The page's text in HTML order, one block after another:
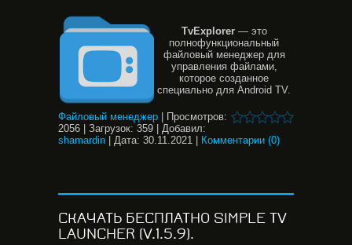
TvExplorer— это
полнофункциональный
файловый менеджер для
управления файлами,
которое созданное
специально для Android TV.
Файловый менеджер
Просмотров:
2056
Загрузок: 359
Добавил:
shamardin
Дата: 30.11.2021 Комментарии (0)
СКАЧАТЬ БЕСПЛАТНО SIMPLE TV
LAUNCHER (V.1.5.9).